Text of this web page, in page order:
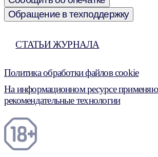
Обращение в техподдержку
СТАТЬИ ЖУРНАЛА
Политика обработки файлов cookie
На информационном ресурсе
рекомендательные технологии